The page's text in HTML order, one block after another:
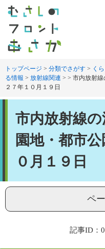
す
。
し
て
トップページ > 分類でさがす > く
る情報 > 放射線関連 > > 市内放射
２７年１０月１９日
市内放射線
園地・都市
０月１９日
ペ
記事ID：